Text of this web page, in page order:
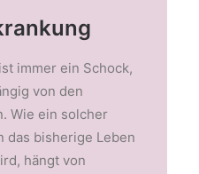
immer ein Schock,
von den
Wie ein solcher
das bisherige Leben
hängt von